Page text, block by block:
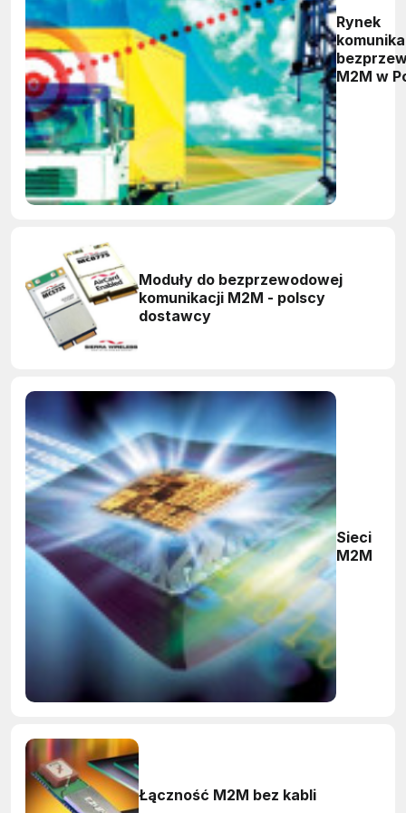
Rynek
M2M w
Moduły do bezprzewodowej
komunikacji M2M - polscy
dostawcy
Sieci
M2M
Łączność M2M bez kabli